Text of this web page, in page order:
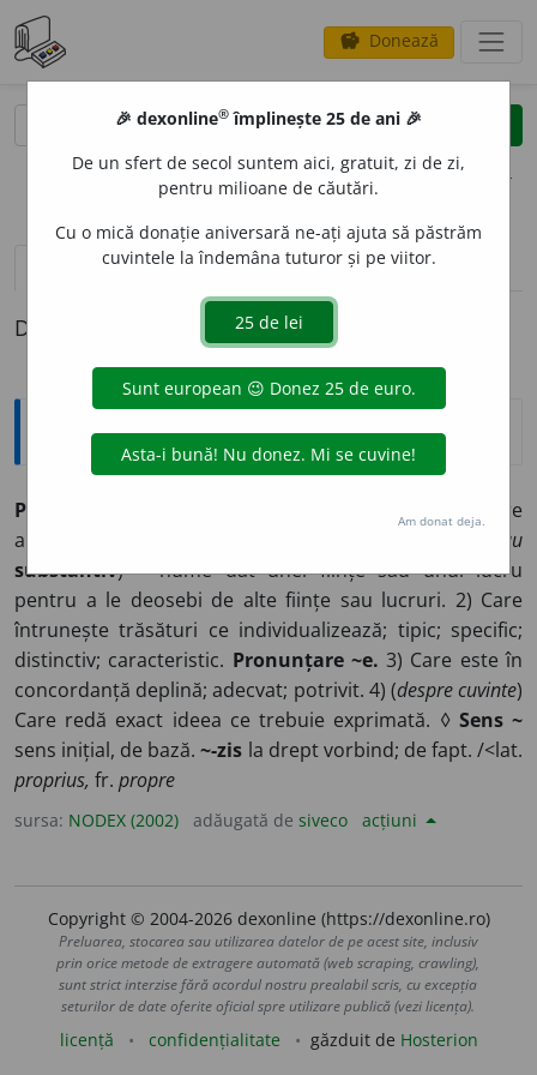
savings Donează
clear
opțiuni
definiții (1) pronunțievolume_up (50)
Definiția cu ID-ul 349679:
Explicative DEX
PR
) 1) Care este proprietatea cuiva; care
aparține unei persoane; individual. ◊
sau
substantiv)~nume dat unei ființe sau unui lucru
pentru a le deosebi de alte ființe sau lucruri. 2) Care
întrunește trăsături ce individualizează; tipic; specific;
distinctiv; caracteristic. Pronunțare ~e. 3) Care este în
concordanță deplină; adecvat; potrivit. 4) (despre cuvinte)
Care redă exact ideea ce trebuie exprimată. ◊ Sens ~
sens inițial, de bază.~-zis la drept vorbind; de fapt. /<lat.
proprius, fr. propre
sursa: NODEX (2002) adăugată de siveco acțiuni
Copyright © 2004-2026 dexonline (https://dexonline.ro)
Preluarea, stocarea sau utilizarea datelor de pe acest site, inclusiv
prin orice metode de extragere automată (web scraping, crawling),
sunt strict interzise fără acordul nostru prealabil scris, cu excepția
seturilor de date oferite oficial spre utilizare publică (vezi licența).
licență confidențialitate găzduit de Hosterion
🎉 dexonline® împlinește 25 de ani 🎉
De un sfert de secol suntem aici, gratuit, zi de zi,
pentru milioane de căutări.
Cu o mică donație aniversară ne-ați ajuta să păstrăm
cuvintele la îndemâna tuturor și pe viitor.
Am donat deja.